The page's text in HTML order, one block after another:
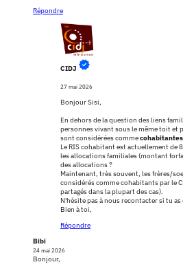
Répondre
CIDJ
27 mai 2026
Bonjour Sisi,
En dehors de la question des liens
personnes vivant sous le même toit et
sont considérées commecohabitantes
Le RIS cohabitant est actuellement de
les allocations familiales (montant
des allocations ?
Maintenant, très souvent, les frères/
considérés comme cohabitants par le
partagés dans la plupart des cas).
N'hésite pas à nous recontacter si tu
Bien à toi,
Répondre
Bibi
24 mai 2026
Bonjour,